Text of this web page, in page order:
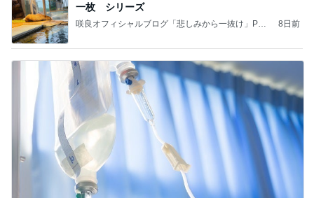
一枚 シリーズ
咲良オフィシャルブログ「悲しみから一抜け」Pow
8日前